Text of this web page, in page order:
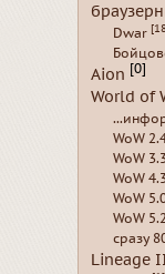
Dwar
Aion [0]
World of
WoW
WoW
WoW
WoW
WoW
сразу
Lineage